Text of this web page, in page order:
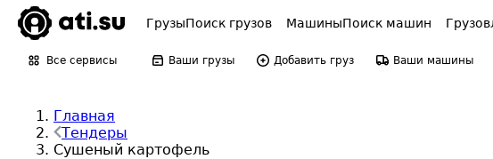
ГрузыПоиск грузов МашиныПоиск машин
Все сервисы Ваши грузы Добавить груз Ваши машины
Главная
Тендеры
Сушеный картофель